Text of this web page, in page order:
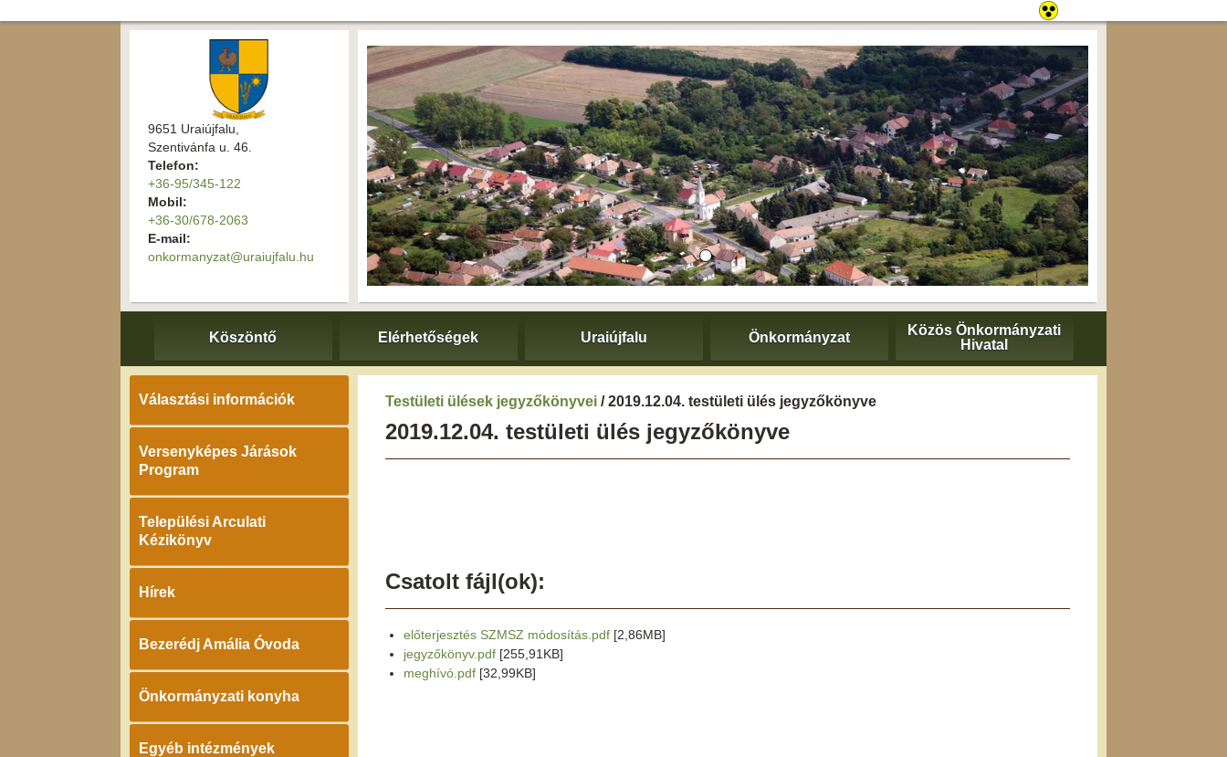
9651 Uraiújfalu,
Szentivánfa u. 46.
Telefon:
+36-95/345-122
Mobil:
+36-30/678-2063
E-mail:
onkormanyzat@uraiujfalu.hu
Köszöntő Elérhetőségek Uraiújfalu Önkormányzat
Közös Önkormányzati
Hivatal
Választási információk
Versenyképes Járások
Program
Települési Arculati
Kézikönyv
Hírek
Bezerédj Amália Óvoda
Önkormányzati konyha
Egyéb intézmények
Testületi ülések jegyzőkönyvei / 2019.12.04. testületi ülés jegyzőkönyve
2019.12.04. testületi ülés jegyzőkönyve
Csatolt fájl(ok):
előterjesztés SZMSZ módosítás.pdf [2,86MB]
jegyzőkönyv.pdf [255,91KB]
meghívó.pdf [32,99KB]